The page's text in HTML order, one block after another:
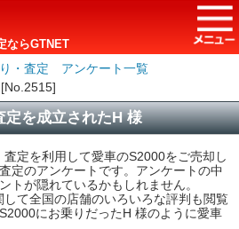
ならGTNET
・査定 アンケート一覧
定を成立されたH 様
定を利用して愛車のS2000をご売却し
定のアンケートです。アンケートの中
トが隠れているかもしれません。
て全国の店舗のいろいろな評判も閲覧
にお乗りだったH 様のように愛車